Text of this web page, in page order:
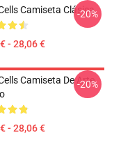
Camiseta Clásica
- 28,06 €
-20%
Camiseta De Arte
- 28,06 €
-20%